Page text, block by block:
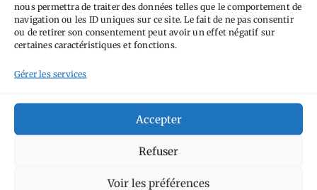
nous permettra de traiter des données telles que le comportement de
navigation ou les ID uniques sur ce site. Le fait de ne pas consentir
ou de retirer son consentement peut avoir un effet négatif sur
certaines caractéristiques et fonctions.
Gérer les services
Accepter
Refuser
Voir les préférences
Tags
AilleursAimez-vous bordel Allemagne
Anti tourisme
Hébergement
La Défense Normandie
Olympus OM-D E-M5